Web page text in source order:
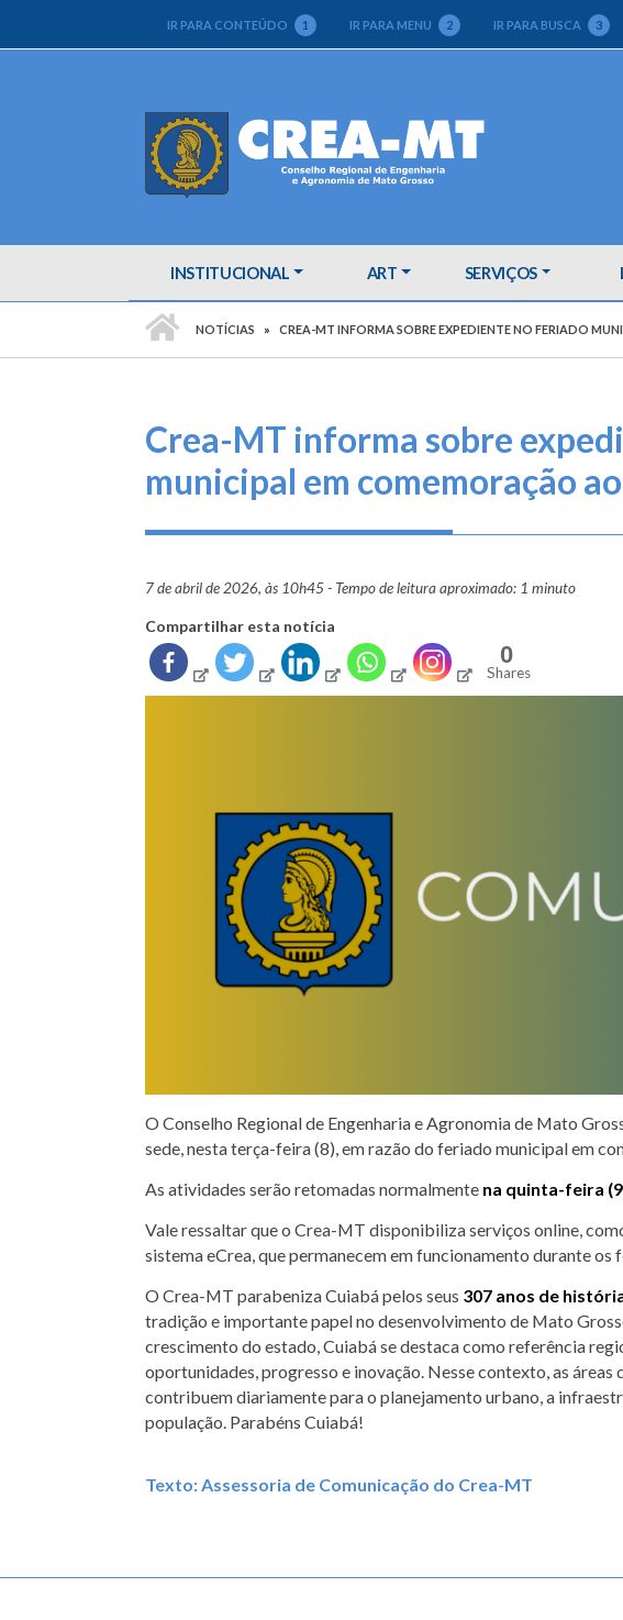
IR PARA CONTEÚDO 1 IR PARA MENU 2 IR PARA BUSCA 3
INSTITUCIONAL ART SERVIÇOS
PÁGINA INICIAL
NOTÍCIAS CREA-MT INFORMA SOBRE EXPEDIENTE NO FERIADO
Crea-MT informa sobre
municipal em comemoração
7 de abril de 2026, às 10h45 - Tempo de leitura aproximado: 1 minuto
Compartilhar esta notícia
0
Shares
O Conselho Regional de Engenharia e Agronomia de Mato
sede, nesta terça-feira (8), em razão do feriado municipal em
As atividades serão retomadas normalmente na quinta-feira
Vale ressaltar que o Crea-MT disponibiliza serviços online,
sistema eCrea, que permanecem em funcionamento durante os
O Crea-MT parabenizaCuiabápelos seus 307 anos de
tradição e importante papel no desenvolvimento de Mato
crescimento do estado, Cuiabá se destaca como referência
oportunidades, progresso e inovação. Nesse contexto, as áreas
contribuem diariamente para o planejamento urbano, a
população. Parabéns Cuiabá!
Texto: Assessoria de Comunicação do Crea-MT